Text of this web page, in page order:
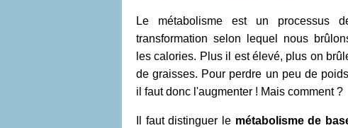
Le métabolisme est un processus
transformation selon lequel nous
les calories. Plus il est élevé, plus on
de graisses. Pour perdre un peu de
il faut donc l'augmenter ! Mais comment ?
Il faut distinguer le métabolisme de